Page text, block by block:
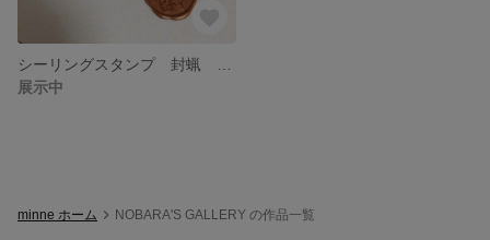
展示中
minne ホーム NOBARA'S GALLERY の作品一覧